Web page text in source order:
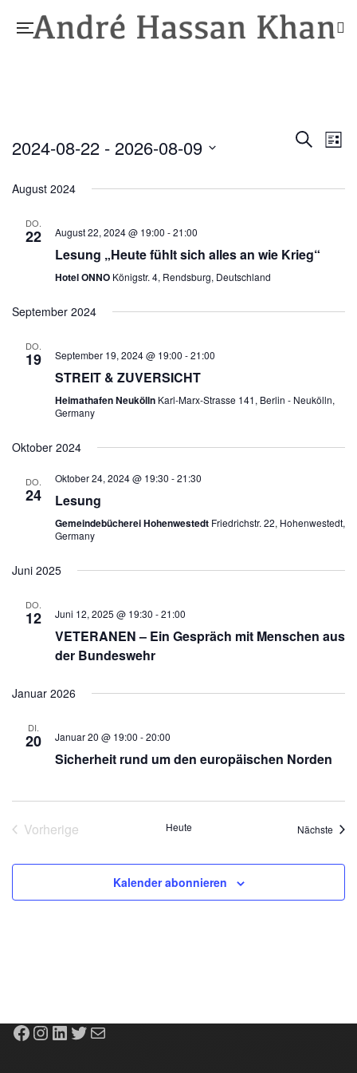
Suche
Liste
2024-08-22 - 2026-08-09
wählen.
August 2024
DO.
22 August 22, 2024 @ 19:00 -21:00
Lesung „Heute fühlt sich alles an wie Krieg“
Hotel ONNO Königstr. 4, Rendsburg, Deutschland
September 2024
DO.
19 September 19, 2024 @ 19:00 -21:00
STREIT & ZUVERSICHT
Heimathafen Neukölln Karl-Marx-Strasse 141, Berlin - Neukölln,
Germany
Oktober 2024
DO.
24
Oktober 24, 2024 @ 19:30 -21:30
Lesung
Gemeindebücherei Hohenwestedt Friedrichstr. 22, Hohenwestedt,
Germany
Juni 2025
DO.
12 Juni 12, 2025 @ 19:30 -21:00
VETERANEN – Ein Gespräch mit Menschen aus
der Bundeswehr
Januar 2026
DI.
20 Januar 20 @ 19:00 -20:00
Sicherheit rund um den europäischen Norden
Vorherige
Heute Nächste
Kalender abonnieren